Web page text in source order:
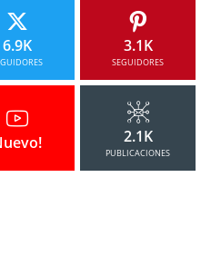
6.9K 3.1K
SEGUIDORES
2.1K
PUBLICACIONES